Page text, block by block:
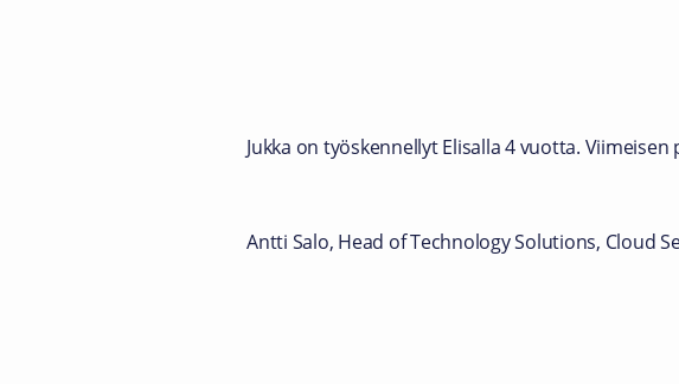
Jukka on työskennellyt Elisalla 4 vuotta.
Antti Salo, Head of Technology Solutions, Cloud